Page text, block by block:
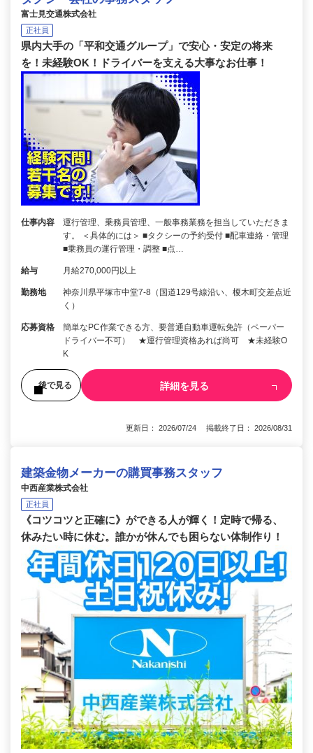
富士見交通株式会社
正社員
県内大手の「平和交通グループ」で安心・安定の将来
を！未経験OK！ドライバーを支える大事なお仕事！
仕事内容
運行管理、乗務員管理、一般事務業務を担当していただきま
す。 ＜具体的には＞ ■タクシーの予約受付 ■配車連絡・管理
■乗務員の運行管理・調整 ■点…
給与 月給270,000円以上
勤務地
神奈川県平塚市中堂7-8（国道129号線沿い、榎木町交差点近
く）
応募資格
簡単なPC作業できる方、要普通自動車運転免許（ペーパー
ドライバー不可） ★運行管理資格あれば尚可 ★未経験O
K
後で見る 詳細を見る
更新日： 2026/07/24 掲載終了日： 2026/08/31
建築金物メーカーの購買事務スタッフ
中西産業株式会社
正社員
《コツコツと正確に》ができる人が輝く！定時で帰る、
休みたい時に休む。誰かが休んでも困らない体制作り！